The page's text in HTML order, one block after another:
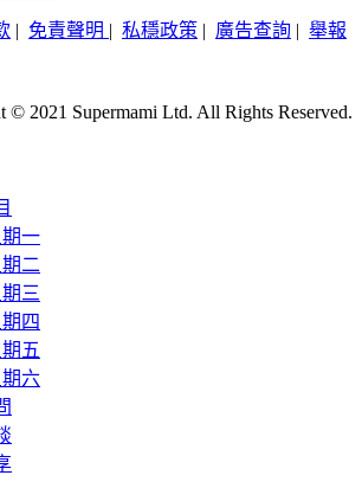
| 免責聲明 | 私穩政策 | 廣告查詢 | 舉報
© 2021 Supermami Ltd. All Rights Reserved.
一
二
三
四
五
六